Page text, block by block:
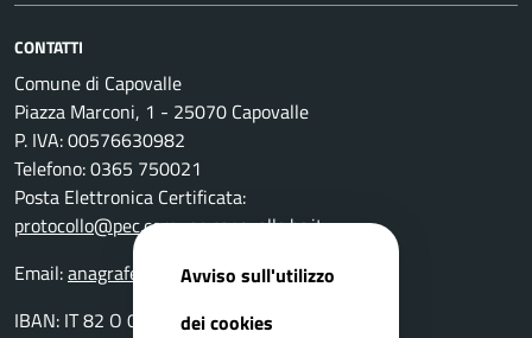
CONTATTI
Comune di Capovalle
Piazza Marconi, 1 - 25070 Capovalle
P. IVA: 00576630982
Telefono: 0365 750021
Posta Elettronica Certificata:
protocollo@pec.comune.capovalle.bs.it
Email:anagrafe@comune.capovalle.bs.it
IBAN: IT 82 O 03599 01800 000000137820
Avviso sull'utilizzo
dei cookies